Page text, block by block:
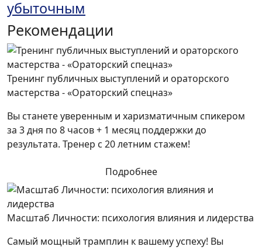
убыточным
Рекомендации
Тренинг публичных выступлений и ораторского
мастерства - «Ораторский спецназ»
Вы станете уверенным и харизматичным спикером
за 3 дня по 8 часов + 1 месяц поддержки до
результата. Тренер с 20 летним стажем!
Подробнее
Масштаб Личности: психология влияния и лидерства
Самый мощный трамплин к вашему успеху! Вы